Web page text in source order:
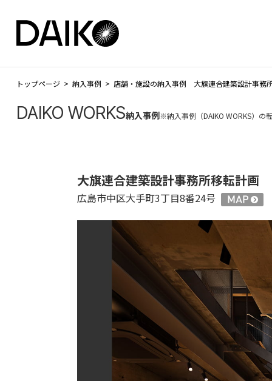
トップページ 納入事例 店舗・施設の納入事例 大旗連合建築設計事務
DAIKO WORKS納入事例※納入事例（DAIKO WORKS）の
大旗連合建築設計事務所移転計画
広島市中区大手町3丁目8番24号